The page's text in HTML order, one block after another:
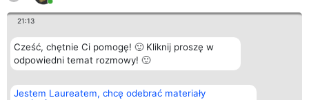
21:13
Cześć, chętnie Ci pomogę! 🙂 Kliknij proszę w
odpowiedni temat rozmowy! 🙂
Jestem Laureatem, chcę odebrać materiały
Organizator plebiscytu
Bright Side Solutions sp. z o.
Plebiscyt
Laureaci
Kontakt
Kontakt